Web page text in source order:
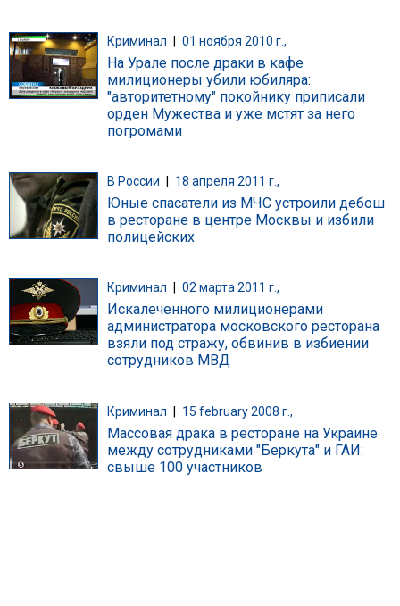
Криминал 01 ноября 2010 г.,
На Урале после драки в кафе
милиционеры убили юбиляра:
"авторитетному" покойнику приписали
орден Мужества и уже мстят за него
погромами
В России 18 апреля 2011 г.,
Юные спасатели из МЧС устроили дебош
в ресторане в центре Москвы и избили
полицейских
Криминал 02 марта 2011 г.,
Искалеченного милиционерами
администратора московского ресторана
взяли под стражу, обвинив в избиении
сотрудников МВД
Криминал | 15 february 2008 г.,
Массовая драка в ресторане на Украине
между сотрудниками "Беркута" и ГАИ:
свыше 100 участников